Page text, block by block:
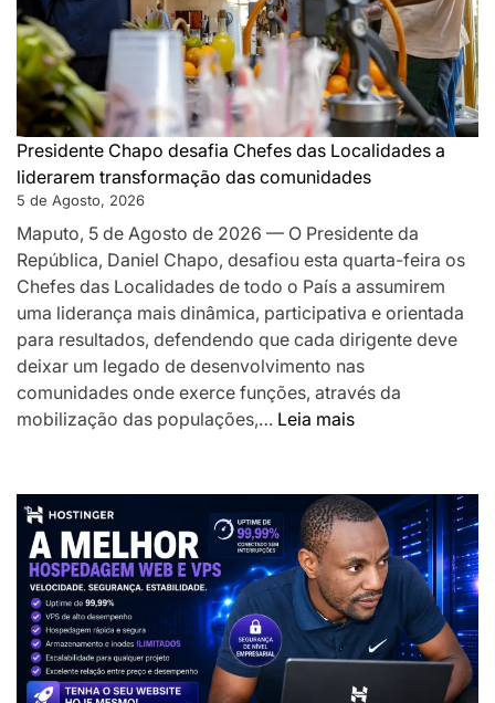
de
e
desafia-
os
o
local
Presidente Chapo desafia Chefes das Localidades a
liderarem transformação das comunidades
5 de Agosto, 2026
Maputo, 5 de Agosto de 2026 — O Presidente da
República, Daniel Chapo, desafiou esta quarta-feira os
Chefes das Localidades de todo o País a assumirem
uma liderança mais dinâmica, participativa e orientada
para resultados, defendendo que cada dirigente deve
deixar um legado de desenvolvimento nas
comunidades onde exerce funções, através da
mobilização das populações,… Leia mais:
desafia
Chefes
das
Localidades
a
liderarem
transformação
das